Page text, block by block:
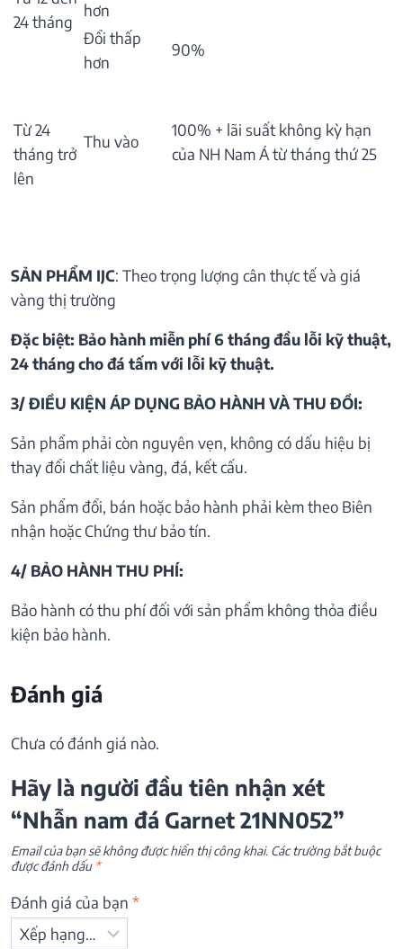
24 tháng
hơn
Đổi thấp
hơn
90%
Từ 24
tháng trở
lên
Thu vào
100% + lãi suất không kỳ hạn
của NH Nam Á từ tháng thứ 25
SẢN PHẨM IJC: Theo trọng lượng cân thực tế và giá
vàng thị trường
Đặc biệt: Bảo hành miễn phí 6 tháng đầu lỗi kỹ thuật,
24 tháng cho đá tấm với lỗi kỹ thuật.
3/ ĐIỀU KIỆN ÁP DỤNG BẢO HÀNH VÀ THU ĐỒI:
Sản phẩm phải còn nguyên vẹn, không có dấu hiệu bị
thay đổi chất liệu vàng, đá, kết cấu.
Sản phẩm đổi, bán hoặc bảo hành phải kèm theo Biên
nhận hoặc Chứng thư bảo tín.
4/ BẢO HÀNH THU PHÍ:
Bảo hành có thu phí đối với sản phẩm không thỏa điều
kiện bảo hành.
Đánh giá
Chưa có đánh giá nào.
Hãy là người đầu tiên nhận xét
“Nhẫn nam đá Garnet 21NN052”
Email của bạn sẽ không được hiển thị công khai. Các trường bắt buộc
được đánh dấu *
Đánh giá của bạn *